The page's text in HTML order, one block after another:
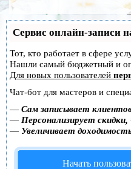
Сервис онлайн-записи
Тот, кто работает в сфере
Нашли самый бюджетный и
Для новых пользователей
Чат-бот для мастеров и
— Сам записывает
— Персонализирует
— Увеличивает
Начать